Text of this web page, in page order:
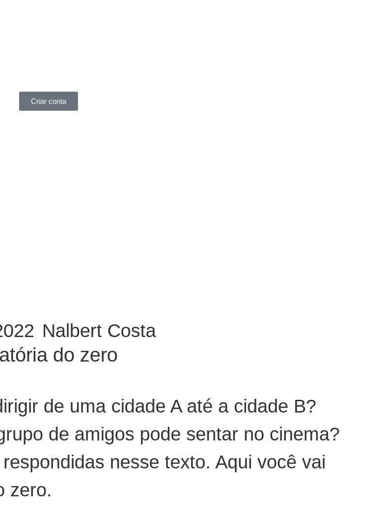
Criar conta
Nalbert Costa
do zero
de uma cidade A até a cidade B?
de amigos pode sentar no cinema?
nesse texto. Aqui você vai
zero.